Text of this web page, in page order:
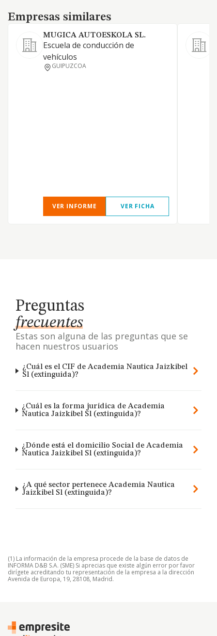
Empresas similares
Empresas similares
MUGICA AUTOESKOLA SL.
Escuela de conducción de
vehículos
GUIPUZCOA
VER INFORME VER FICHA
Preguntas
frecuentes
Estas son alguna de las preguntas que se
hacen nuestros usuarios
¿Cuál es el CIF de Academia Nautica Jaizkibel
Sl (extinguida)?
¿Cuál es la forma jurídica de Academia
Nautica Jaizkibel Sl (extinguida)?
¿Dónde está el domicilio Social de Academia
Nautica Jaizkibel Sl (extinguida)?
¿A qué sector pertenece Academia Nautica
Jaizkibel Sl (extinguida)?
(1) La información de la empresa procede de la base de datos de
INFORMA D&B S.A. (SME) Si aprecias que existe algún error por favor
dirígete acreditando tu representación de la empresa a la dirección
Avenida de Europa, 19, 28108, Madrid.